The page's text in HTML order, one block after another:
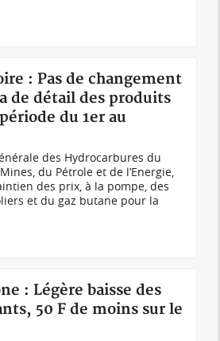
: Pas de changement
de détail des produits
du 1er au
des Hydrocarbures du
du Pétrole et de l’Energie,
des prix, à la pompe, des
et du gaz butane pour la
: Légère baisse des
50 F de moins sur le